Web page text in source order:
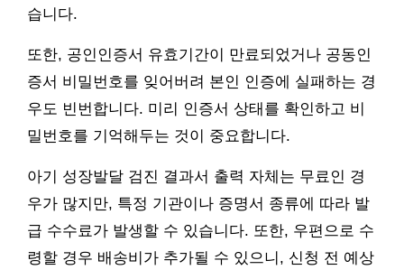
습니다.
또한, 공인인증서 유효기간이 만료되었거나 공동인
증서 비밀번호를 잊어버려 본인 인증에 실패하는 경
우도 빈번합니다. 미리 인증서 상태를 확인하고 비
밀번호를 기억해두는 것이 중요합니다.
아기 성장발달 검진 결과서 출력 자체는 무료인 경
우가 많지만, 특정 기관이나 증명서 종류에 따라 발
급 수수료가 발생할 수 있습니다. 또한, 우편으로 수
령할 경우 배송비가 추가될 수 있으니, 신청 전 예상